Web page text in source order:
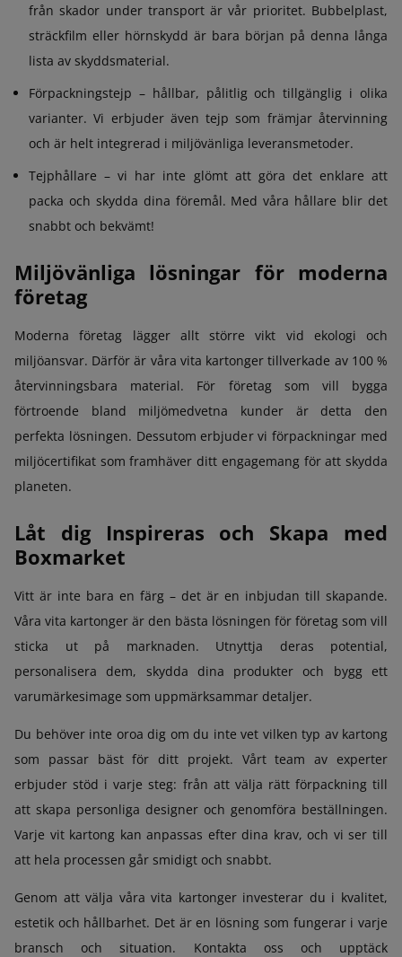
från skador under transport är vår prioritet. Bubbelplast,
sträckfilm eller hörnskydd är bara början på denna långa
lista av skyddsmaterial.
Förpackningstejp – hållbar, pålitlig och tillgänglig i olika
varianter. Vi erbjuder även tejp som främjar återvinning
och är helt integrerad i miljövänliga leveransmetoder.
Tejphållare – vi har inte glömt att göra det enklare att
packa och skydda dina föremål. Med våra hållare blir det
snabbt och bekvämt!
Miljövänliga lösningar för moderna
företag
Moderna företag lägger allt större vikt vid ekologi och
miljöansvar. Därför är våra vita kartonger tillverkade av 100 %
återvinningsbara material. För företag som vill bygga
förtroende bland miljömedvetna kunder är detta den
perfekta lösningen. Dessutom erbjuder vi förpackningar med
miljöcertifikat som framhäver ditt engagemang för att skydda
planeten.
Låt dig Inspireras och Skapa med
Boxmarket
Vitt är inte bara en färg – det är en inbjudan till skapande.
Våra vita kartonger är den bästa lösningen för företag som vill
sticka ut på marknaden. Utnyttja deras potential,
personalisera dem, skydda dina produkter och bygg ett
varumärkesimage som uppmärksammar detaljer.
Du behöver inte oroa dig om du inte vet vilken typ av kartong
som passar bäst för ditt projekt. Vårt team av experter
erbjuder stöd i varje steg: från att välja rätt förpackning till
att skapa personliga designer och genomföra beställningen.
Varje vit kartong kan anpassas efter dina krav, och vi ser till
att hela processen går smidigt och snabbt.
Genom att välja våra vita kartonger investerar du i kvalitet,
estetik och hållbarhet. Det är en lösning som fungerar i varje
bransch och situation. Kontakta oss och upptäck